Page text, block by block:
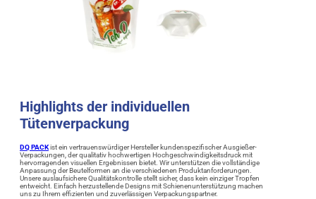
Highlights der individuellen
Tütenverpackung
DQ PACKist ein vertrauenswürdiger Hersteller kundenspezifischer Ausgießer-
Verpackungen, der qualitativ hochwertigen Hochgeschwindigkeitsdruck mit
hervorragenden visuellen Ergebnissen bietet. Wir unterstützen die vollständige
Anpassung der Beutelformen an die verschiedenen Produktanforderungen.
Unsere auslaufsichere Qualitätskontrolle stellt sicher, dass kein einziger Tropfen
entweicht. Einfach herzustellende Designs mit Schienenunterstützung machen
uns zu Ihrem effizienten und zuverlässigen Verpackungspartner.